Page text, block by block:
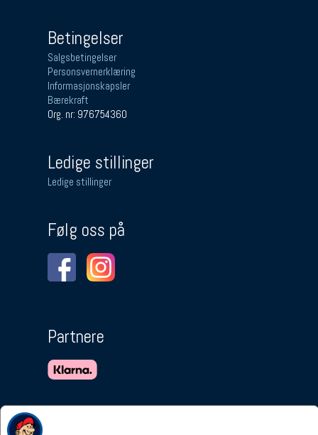
Betingelser
Salgsbetingelser
Personsvernerklæring
Informasjonskapsler
Bærekraft
Org. nr: 976754360
Ledige stillinger
Ledige stillinger
Følg oss på
Partnere